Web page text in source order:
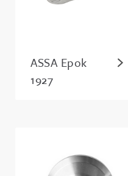
ASSA Epok
1927